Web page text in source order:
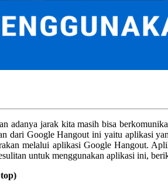
adanya jarak kita masih bisa
dari Google Hangout ini yaitu aplikasi
melalui aplikasi Google Hangout.
untuk menggunakan aplikasi ini,